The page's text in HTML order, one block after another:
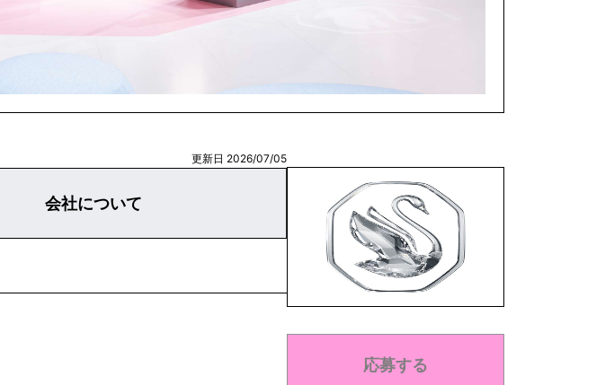
更新日 2026/07/05
会社について
応募する